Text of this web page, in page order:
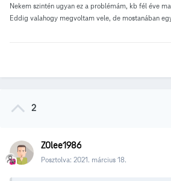
Nekem szintén ugyan ez a problémám, kb fél éve
Eddig valahogy megvoltam vele, de mostanában
2
Z0lee1986
Posztolva: 2021. március 18.